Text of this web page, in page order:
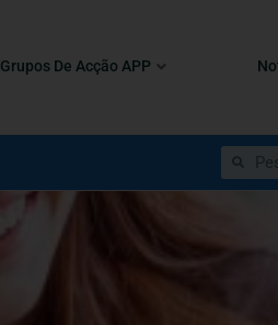
Grupos De Acção APP